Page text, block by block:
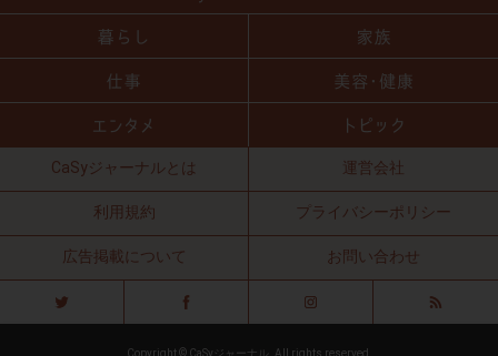
CaSyジャーナルとは 運営会社
利用規約 プライバシーポリシー
広告掲載について お問い合わせ
Copyright © CaSyジャーナル. All rights reserved.